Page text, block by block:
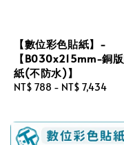
【數位彩色貼紙】-
【B030x215mm-銅
紙(不防水)】
Regular
NT$ 788 - NT$ 7,434